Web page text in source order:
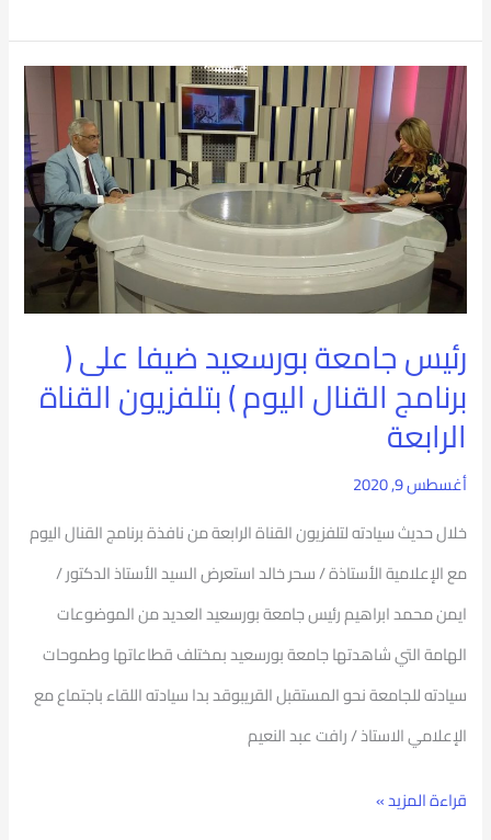
رئيس جامعة بورسعيد ضيفا على (
برنامج القنال اليوم ) بتلفزيون القناة
الرابعة
أغسطس 9, 2020
خلال حديث سيادته لتلفزيون القناة الرابعة من نافذة برنامج القنال اليوم
مع الإعلامية الأستاذة / سحر خالد استعرض السيد الأستاذ الدكتور /
ايمن محمد ابراهيم رئيس جامعة بورسعيد العديد من الموضوعات
الهامة التي شاهدتها جامعة بورسعيد بمختلف قطاعاتها وطموحات
سيادته للجامعة نحو المستقبل القريبوقد بدا سيادته اللقاء باجتماع مع
الإعلامي الاستاذ / رافت عبد النعيم
رئيس
جامعة
بورسعيد
ضيفا
على
(
القنال
اليوم
)
بتلفزيون
القناة
الرابعة
قراءة المزيد »